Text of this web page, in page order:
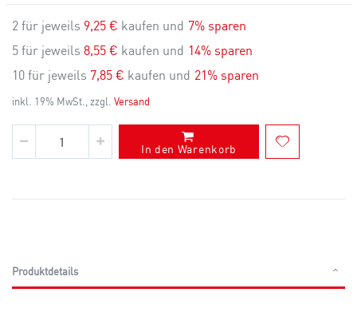
2 für jeweils 9,25 € kaufen und 7% sparen
5 für jeweils 8,55 € kaufen und 14% sparen
10 für jeweils 7,85 € kaufen und 21% sparen
inkl. 19% MwSt., zzgl. Versand
In den Warenkorb
Produktdetails